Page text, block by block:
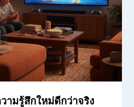
ามรู้สึกใหม่ดีกว่าจริง